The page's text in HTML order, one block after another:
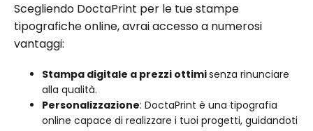
Scegliendo DoctaPrint per le tue stampe
tipografiche online, avrai accesso a numerosi
vantaggi:
Stampa digitale a prezzi ottimisenza rinunciare
alla qualità.
Personalizzazione: DoctaPrint è una tipografia
online capace di realizzare i tuoi progetti, guidandoti